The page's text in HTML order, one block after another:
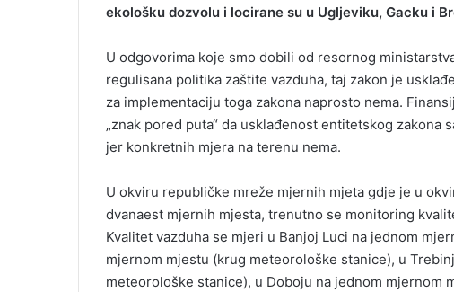
ekološku dozvolu i locirane su u Ugljeviku, Gacku i
U odgovorima koje smo dobili od resornog
regulisana politika zaštite vazduha, taj zakon je
za implementaciju toga zakona naprosto nema.
„znak pored puta“ da usklađenost entitetskog zakona
jer konkretnih mjera na terenu nema.
U okviru republičke mreže mjernih mjeta gdje je u
dvanaest mjernih mjesta, trenutno se monitoring
Kvalitet vazduha se mjeri u Banjoj Luci na jednom
mjernom mjestu (krug meteorološke stanice), u
meteorološke stanice), u Doboju na jednom mjernom